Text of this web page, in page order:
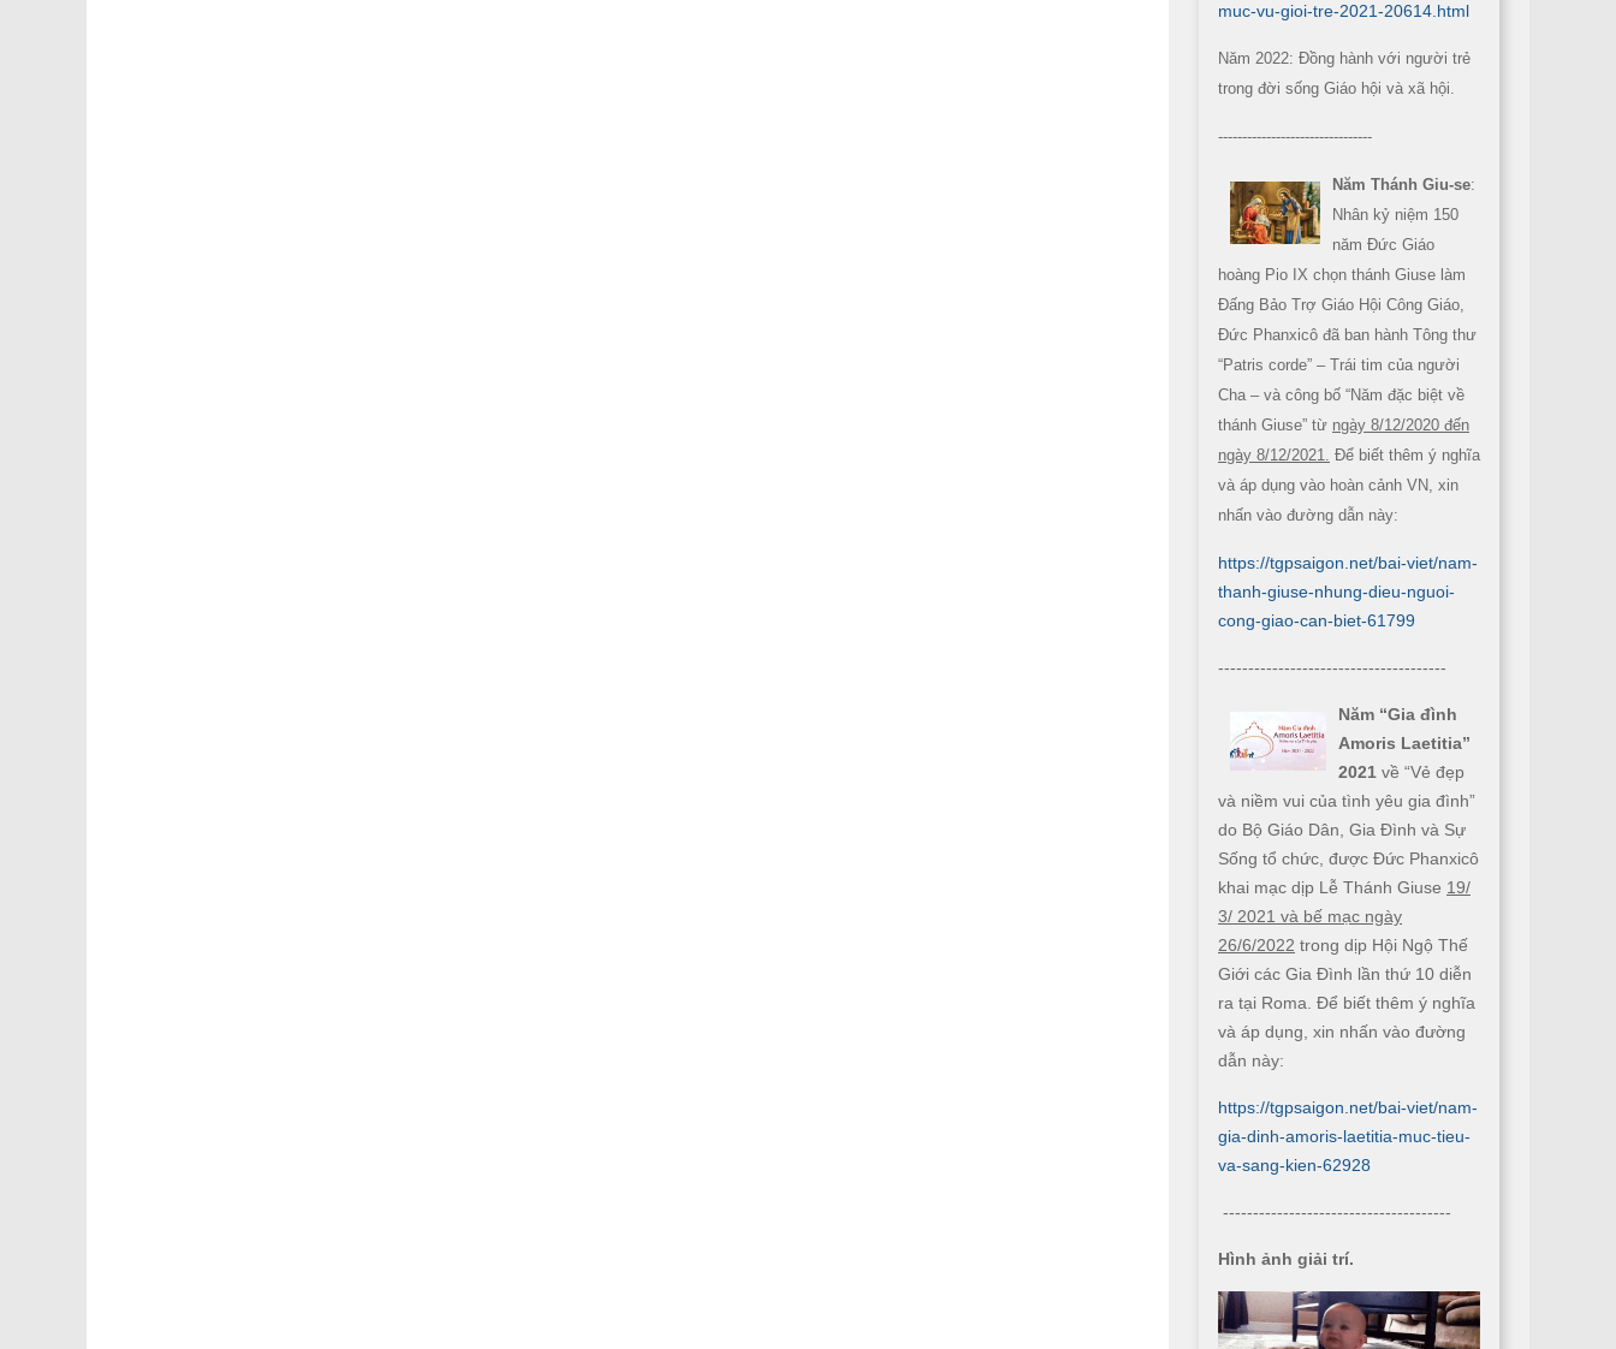
muc-vu-gioi-tre-2021-20614.html
Năm 2022: Đồng hành với người trẻ
trong đời sống Giáo hội và xã hội.
--------------------------------
Năm Thánh Giu-se:
Nhân kỷ niệm 150
năm Đức Giáo
hoàng Pio IX chọn thánh Giuse làm
Đấng Bảo Trợ Giáo Hội Công Giáo,
Đức Phanxicô đã ban hành Tông thư
“Patris corde” – Trái tim của người
Cha – và công bố “Năm đặc biệt về
thánh Giuse” từ ngày 8/12/2020 đến
ngày 8/12/2021. Để biết thêm ý nghĩa
và áp dụng vào hoàn cảnh VN, xin
nhấn vào đường dẫn này:
https://tgpsaigon.net/bai-viet/nam-
thanh-giuse-nhung-dieu-nguoi-
cong-giao-can-biet-61799
--------------------------------------
Năm “Gia đình
Amoris Laetitia”
2021 về “Vẻ đẹp
và niềm vui của tình yêu gia đình”
do Bộ Giáo Dân, Gia Đình và Sự
Sống tổ chức, được Đức Phanxicô
khai mạc dịp Lễ Thánh Giuse 19/
3/ 2021 và bế mạc ngày
26/6/2022 trong dịp Hội Ngộ Thế
Giới các Gia Đình lần thứ 10 diễn
ra tại Roma. Để biết thêm ý nghĩa
và áp dụng, xin nhấn vào đường
dẫn này:
https://tgpsaigon.net/bai-viet/nam-
gia-dinh-amoris-laetitia-muc-tieu-
va-sang-kien-62928
--------------------------------------
Hình ảnh giải trí.